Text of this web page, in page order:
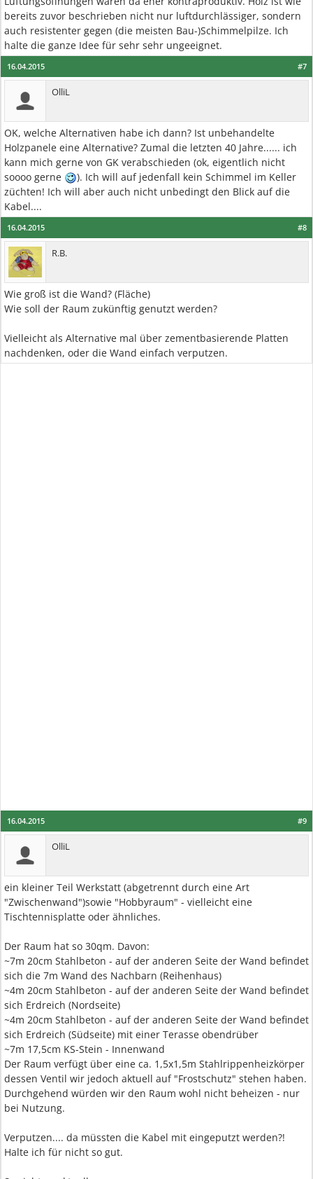
bereits zuvor beschrieben nicht nur luftdurchlässiger, sondern
auch resistenter gegen (die meisten Bau-)Schimmelpilze. Ich
halte die ganze Idee für sehr sehr ungeeignet.
#7
16.04.2015
OlliL
OK, welche Alternativen habe ich dann? Ist unbehandelte
Holzpanele eine Alternative? Zumal die letzten 40 Jahre...... ich
kann mich gerne von GK verabschieden (ok, eigentlich nicht
soooo gerne
). Ich will auf jedenfall kein Schimmel im Keller
züchten! Ich will aber auch nicht unbedingt den Blick auf die
Kabel....
#8
16.04.2015
R.B.
Wie groß ist die Wand? (Fläche)
Wie soll der Raum zukünftig genutzt werden?
Vielleicht als Alternative mal über zementbasierende Platten
nachdenken, oder die Wand einfach verputzen.
#9
16.04.2015
OlliL
ein kleiner Teil Werkstatt (abgetrennt durch eine Art
"Zwischenwand")sowie "Hobbyraum" - vielleicht eine
Tischtennisplatte oder ähnliches.
Der Raum hat so 30qm. Davon:
~7m 20cm Stahlbeton - auf der anderen Seite der Wand befindet
sich die 7m Wand des Nachbarn (Reihenhaus)
~4m 20cm Stahlbeton - auf der anderen Seite der Wand befindet
sich Erdreich (Nordseite)
~4m 20cm Stahlbeton - auf der anderen Seite der Wand befindet
sich Erdreich (Südseite) mit einer Terasse obendrüber
~7m 17,5cm KS-Stein - Innenwand
Der Raum verfügt über eine ca. 1,5x1,5m Stahlrippenheizkörper
dessen Ventil wir jedoch aktuell auf "Frostschutz" stehen haben.
Durchgehend würden wir den Raum wohl nicht beheizen - nur
bei Nutzung.
Verputzen.... da müssten die Kabel mit eingeputzt werden?!
Halte ich für nicht so gut.